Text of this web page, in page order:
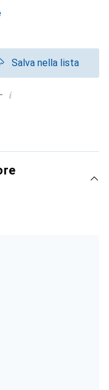
Salva nella lista
i